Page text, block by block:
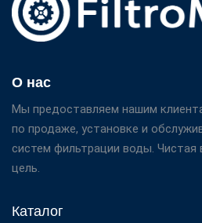
О нас
Мы предоставляем нашим
по продаже, установке и
систем фильтрации воды.
цель.
Каталог